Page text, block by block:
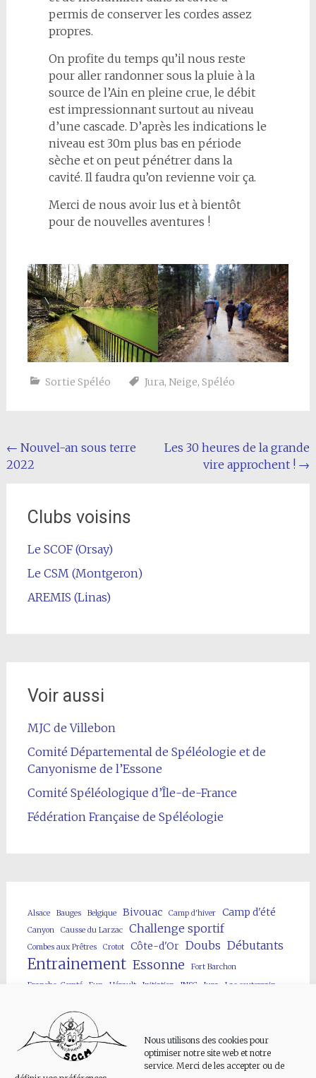
Nous utilisons des cookies pour
optimiser notre site web et notre
service. Merci de les accepter ou de
permis de conserver les cordes assez
propres.
On profite du temps qu’il nous reste
pour aller randonner sous la pluie à la
source de l’Ain en pleine crue, le débit
est impressionnant surtout au niveau
d’une cascade. D’après les indications le
niveau est 30m plus bas en période
sèche et on peut pénétrer dans la
cavité. Il faudra qu’on revienne voir ça.
Merci de nous avoir lus et à bientôt
pour de nouvelles aventures !
Sortie Spéléo Jura, Neige, Spéléo
Navigation
de
← Nouvel-an sous terre
2022
Les 30 heures de la grande
vire approchent ! →
Clubs voisins
Le SCOF (Orsay)
Le CSM (Montgeron)
AREMIS (Linas)
Voir aussi
MJC de Villebon
Comité Départemental de Spéléologie et de
Canyonisme de l’Essone
Comité Spéléologique d’Île-de-France
Fédération Française de Spéléologie
Alsace Bauges Belgique Bivouac Camp d'hiver Camp d'été
Canyon Causse du Larzac Challenge sportif
Combes aux Prêtres Crotot Côte-d'Or Doubs Débutants
Entrainement Essonne
Fort Barchon
Franche-Comté
Fun Hérault Initiation JNSC Jura
Lac souterrain
Public Puiselet
Site artificiel Spéléo Spéléofolies
Techniques sur cordes Vercors Verneau